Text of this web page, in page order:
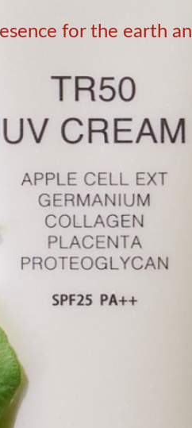
for the earth